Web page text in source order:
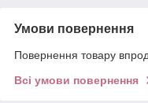
Умови повернення
Повернення товару
Всі умови повернення